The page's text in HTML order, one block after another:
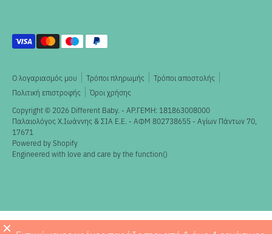
×
Ο λογαριασμός μου Τρόποι πληρωμής
Τρόποι αποστολής
Πολιτική επιστροφής
Όροι χρήσης
Copyright © 2026 Different Baby. - ΑΡ.ΓΕΜΗ: 181863008000
Παλαιολόγος X.Ιωάννης & ΣΙΑ Ε.Ε. - ΑΦΜ 802738655 - Αγίων Πάντων 70,
17671
Powered by Shopify
Engineered with love and care by the function()
Αποδεκτοί
τρόποι